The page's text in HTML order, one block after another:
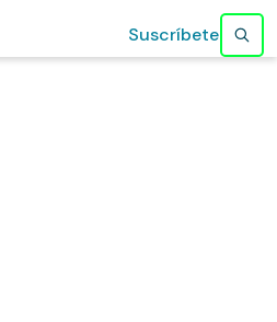
Suscríbete